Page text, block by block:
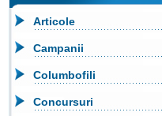
Articole
Campanii
Columbofili
Concursuri